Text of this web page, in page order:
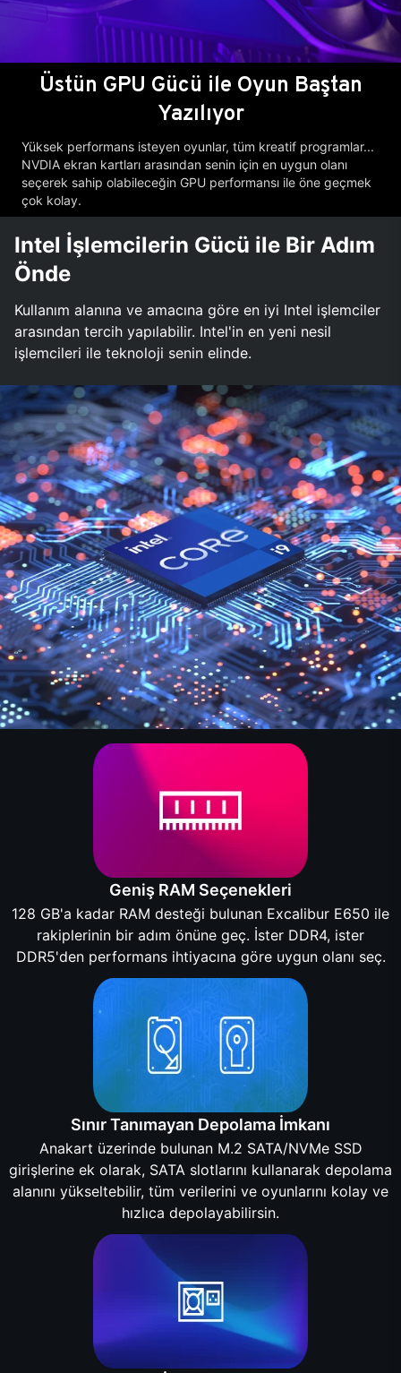
Üstün GPU Gücü ile Oyun Baştan
Yazılıyor
Yüksek performans isteyen oyunlar, tüm kreatif programlar...
NVDIA ekran kartları arasından senin için en uygun olanı
seçerek sahip olabileceğin GPU performansı ile öne geçmek
çok kolay.
Intel İşlemcilerin Gücü ile Bir Adım
Önde
Kullanım alanına ve amacına göre en iyi Intel işlemciler
arasından tercih yapılabilir. Intel'in en yeni nesil
işlemcileri ile teknoloji senin elinde.
Geniş RAM Seçenekleri
128 GB'a kadar RAM desteği bulunan Excalibur E650 ile
rakiplerinin bir adım önüne geç. İster DDR4, ister
DDR5'den performans ihtiyacına göre uygun olanı seç.
Sınır Tanımayan Depolama İmkanı
Anakart üzerinde bulunan M.2 SATA/NVMe SSD
girişlerine ek olarak, SATA slotlarını kullanarak depolama
alanını yükseltebilir, tüm verilerini ve oyunlarını kolay ve
hızlıca depolayabilirsin.